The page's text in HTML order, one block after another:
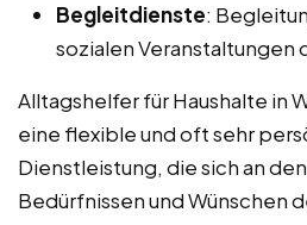
Begleitdienste:
sozialen Veranstaltungen
Alltagshelfer für Haushalte in
eine flexible und oft sehr
Dienstleistung, die sich an
Bedürfnissen und Wünschen